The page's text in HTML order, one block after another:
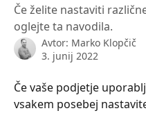
Če želite nastaviti
oglejte ta navodila.
Avtor: Marko Klopčič
3. junij 2022
Če vaše podjetje
vsakem posebej